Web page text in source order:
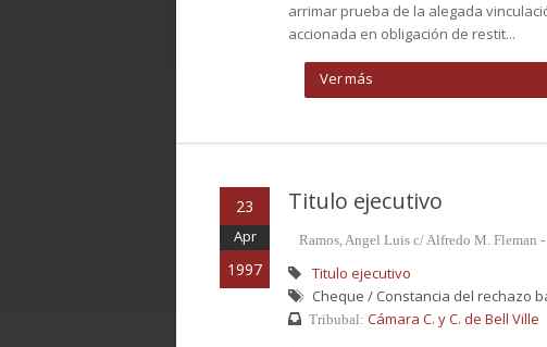
arrimar prueba de la alegada
accionada en obligación de restit...
Ver más
23
Apr
1997
Titulo ejecutivo
Ramos, Angel Luis c/ Alfredo M. Fleman
Titulo ejecutivo
Cheque / Constancia del rechazo
Tribubal: Cámara C. y C. de Bell Ville